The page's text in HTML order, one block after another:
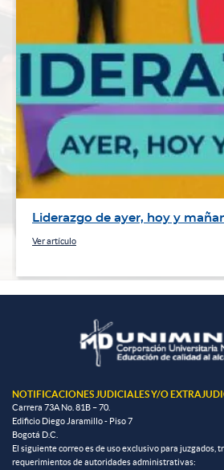
Liderazgo de ayer, hoy y
Ver artículo
NOTIFICACIONES JUDICIALES Y/O
Carrera 73A No. 81B – 70.
Edificio Diego Jaramillo - Piso 7
Bogotá D.C.
El siguiente correo es de uso exclusivo para juzgados,
requerimientos de autoridades administrativas: